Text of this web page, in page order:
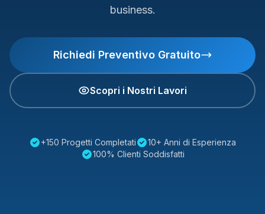
business.
Richiedi Preventivo Gratuito
Scopri i Nostri Lavori
+150 Progetti Completati
10+ Anni di Esperienza
100% Clienti Soddisfatti